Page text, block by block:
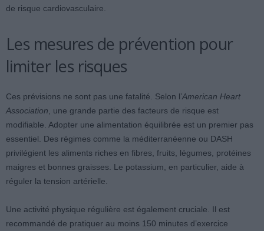
de risque cardiovasculaire.
Les mesures de prévention pour
limiter les risques
Ces prévisions ne sont pas une fatalité. Selon l’American Heart
Association , une grande partie des facteurs de risque est
modifiable. Adopter une alimentation équilibrée est un premier pas
essentiel. Des régimes comme la méditerranéenne ou DASH
privilégient les aliments riches en fibres, fruits, légumes, protéines
maigres et bonnes graisses. Le potassium, en particulier, aide à
réguler la tension artérielle.
Une activité physique régulière est également cruciale. Il est
recommandé de pratiquer au moins 150 minutes d’exercice